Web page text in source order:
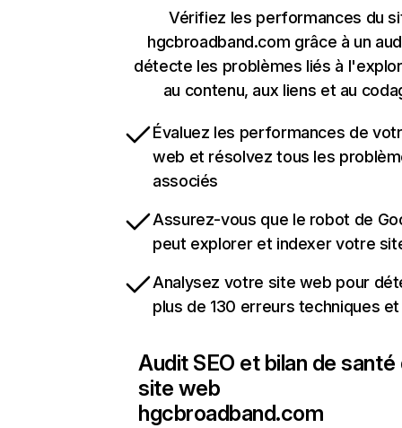
Vérifiez les performances du
hgcbroadband.com grâce à un
détecte les problèmes liés à
au contenu, aux liens et au
Évaluez les performances de
web et résolvez tous les
associés
Assurez-vous que le robot de
peut explorer et indexer votre
Analysez votre site web pour
plus de 130 erreurs techniques et
Audit SEO et bilan de santé
site web
hgcbroadband.com